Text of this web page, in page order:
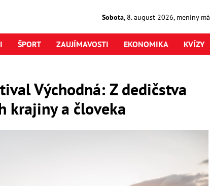
Sobota, 8. august2026, meniny má
ŠPORT ZAUJÍMAVOSTI EKONOMIKA KVÍZY
Východná: Z dedičstva
krajiny a človeka